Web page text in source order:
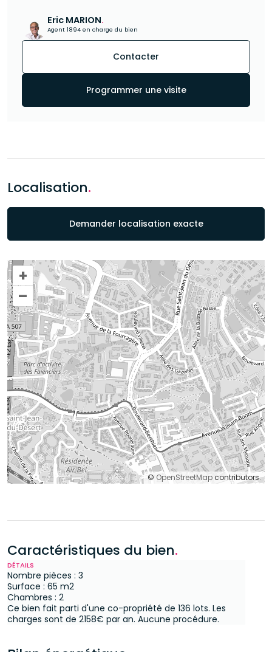
Eric MARION.
Agent 1894 en charge du bien
Contacter
Programmer une visite
Localisation.
Demander localisation exacte
+
–
© OpenStreetMap contributors.
Caractéristiques du bien.
DÉTAILS
Nombre pièces : 3
Surface : 65 m2
Chambres : 2
Ce bien fait parti d'une co-propriété de 136 lots. Les
charges sont de 2158€ par an. Aucune procédure.